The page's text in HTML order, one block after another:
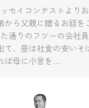
セイコンテストより
から父親に贈るお話を
通りのフツーの会社
て、昼は社食の安いそ
ば母に小言を…